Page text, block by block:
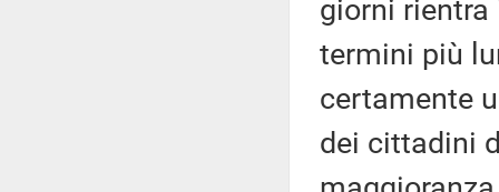
giorni
termini più
certamente
dei cittadini